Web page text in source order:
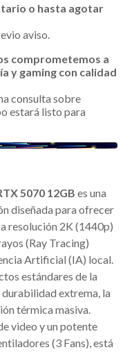
o hasta agotar
aviso.
comprometemos a
y gaming con calidad
consulta sobre
estará listo para
5070 12GB es una
diseñada para ofrecer
resolución 2K (1440p)
(Ray Tracing)
Artificial (IA) local.
estándares de la
extrema, la
térmica masiva.
video y un potente
(3 Fans), está